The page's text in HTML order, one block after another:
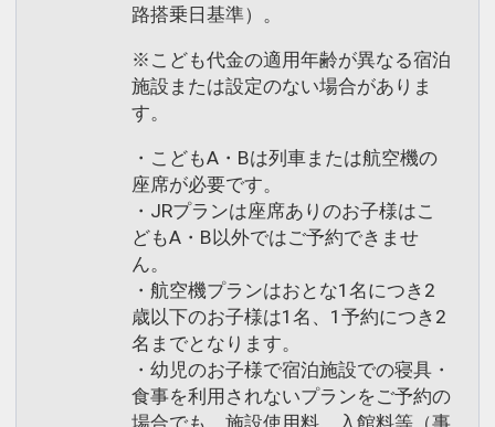
路搭乗日基準）。
※こども代金の適用年齢が異なる宿泊
施設または設定のない場合がありま
す。
・こどもA・Bは列車または航空機の
座席が必要です。
・JRプランは座席ありのお子様はこ
どもA・B以外ではご予約できませ
ん。
・航空機プランはおとな1名につき2
歳以下のお子様は1名、1予約につき2
名までとなります。
・幼児のお子様で宿泊施設での寝具・
食事を利用されないプランをご予約の